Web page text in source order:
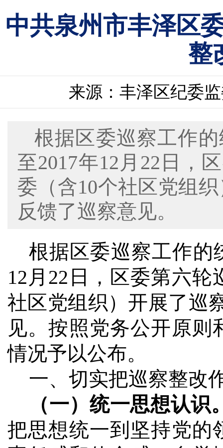
中共泉州市丰泽区
整
来源：丰泽区纪委
根据区委巡察工作的
至2017年12月22日，
委（含10个社区党组
反馈了巡察意见。
根据区委巡察工作的
12 月 22 日，区委第六
社区党组织）开展了巡
见。按照党务公开原
情况予以公布。
一、切实把巡察整改
（一）统一思想认识
把思想统一到坚持党的